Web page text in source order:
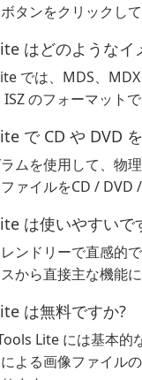
タンをクリックして
はどのような
では、MDS、MDX
のフォーマット
で CD や DVD
ムを使用して、物
ァイルをCD / DVD
は使いやすいで
ンドリーで直感的
から直接主な機能に
は無料ですか?
Lite には基本的
よる画像ファイル